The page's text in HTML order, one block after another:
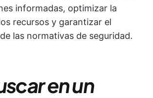
informadas, optimizar la
recursos y garantizar el
las normativas de seguridad.
en un